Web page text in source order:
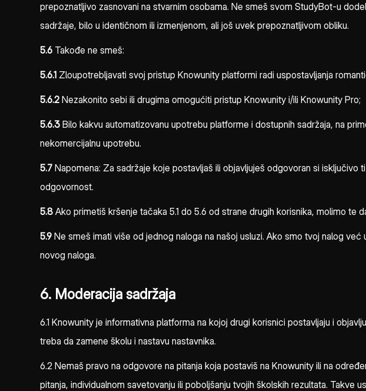
prepoznatljivo zasnovani na stvarnim osobama. Ne smeš svom StudyBot-u
sadržaje, bilo u identičnom ili izmenjenom, ali još uvek prepoznatljivom obliku.
5.6Takođe ne smeš:
5.6.1Zloupotrebljavati svoj pristup Knowunity platformi radi uspostavljanja
5.6.2Nezakonito sebi ili drugima omogućiti pristup Knowunity i/ili Knowunity Pro;
5.6.3Bilo kakvu automatizovanu upotrebu platforme i dostupnih sadržaja, na
nekomercijalnu upotrebu.
5.7Napomena: Za sadržaje koje postavljaš ili objavljuješ odgovoran si isključivo
odgovornost.
5.8Ako primetiš kršenje tačaka 5.1 do 5.6 od strane drugih korisnika, molimo
5.9Ne smeš imati više od jednog naloga na našoj usluzi. Ako smo tvoj nalog
novog naloga.
6. Moderacija sadržaja
6.1 Knowunity je informativna platforma na kojoj drugi korisnici postavljaju i
treba da zamene školu i nastavu nastavnika.
6.2 Nemaš pravo na odgovore na pitanja koja postaviš na Knowunity ili na
pitanja, individualnom savetovanju ili poboljšanju tvojih školskih rezultata. Takve